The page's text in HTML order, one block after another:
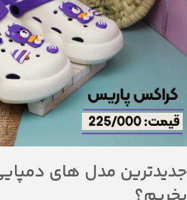
جدیدترین مدل های